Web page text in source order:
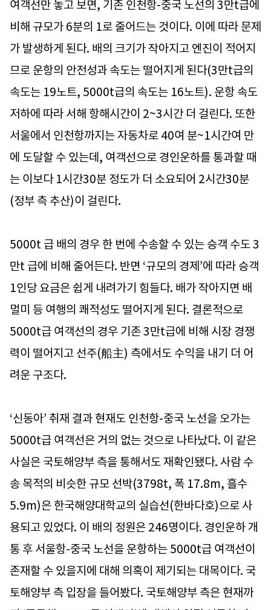
여객선만 놓고 보면, 기존 인천항-중국 노선의 3만t급에
비해 규모가 6분의 1로 줄어드는 것이다. 이에 따라 문제
가 발생하게 된다. 배의 크기가 작아지고 엔진이 적어지
므로 운항의 안전성과 속도는 떨어지게 된다(3만t급의
속도는 19노트, 5000t급의 속도는 16노트). 운항 속도
저하에 따라 서해 항해시간이 2~3시간 더 걸린다. 또한
서울에서 인천항까지는 자동차로 40여 분~1시간여 만
에 도달할 수 있는데, 여객선으로 경인운하를 통과할 때
는 이보다 1시간30분 정도가 더 소요되어 2시간30분
(정부 측 추산)이 걸린다.
5000t 급 배의 경우 한 번에 수송할 수 있는 승객 수도 3
만t 급에 비해 줄어든다. 반면 ‘규모의 경제’에 따라 승객
1인당 요금은 쉽게 내려가기 힘들다. 배가 작아지면 배
멀미 등 여행의 쾌적성도 떨어지게 된다. 결론적으로
5000t급 여객선의 경우 기존 3만t급에 비해 시장 경쟁
력이 떨어지고 선주(船主) 측에서도 수익을 내기 더 어
려운 구조다.
‘신동아’ 취재 결과 현재도 인천항-중국 노선을 오가는
5000t급 여객선은 거의 없는 것으로 나타났다. 이 같은
사실은 국토해양부 측을 통해서도 재확인됐다. 사람 수
송 목적의 비슷한 규모 선박(3798t, 폭 17.8m, 흘수
5.9m)은 한국해양대학교의 실습선(한바다호)으로 사
용되고 있었다. 이 배의 정원은 246명이다. 경인운하 개
통 후 서울항-중국 노선을 운항하는 5000t급 여객선이
존재할 수 있을지에 대해 의혹이 제기되는 대목이다. 국
토해양부 측 입장을 들어봤다. 국토해양부 측은 현재까